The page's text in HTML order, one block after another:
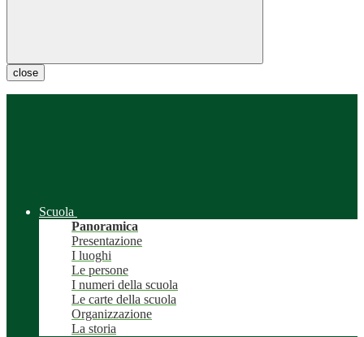
close
Scuola
Panoramica
Presentazione
I luoghi
Le persone
I numeri della scuola
Le carte della scuola
Organizzazione
La storia